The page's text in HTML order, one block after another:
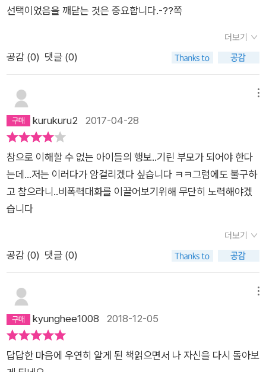
선택이었음을 깨닫는 것은 중요합니다.-??쪽
더보기
공감 (0) 댓글 (0)
kurukuru2 2017-04-28
참으로 이해할 수 없는 아이들의 행보..기린 부모가 되어야 한다
는데...저는 이러다가 암걸리겠다 싶습니다 ㅋㅋ그럼에도 불구하
고 참으라니..비폭력대화를 이끌어보기위해 무단히 노력해야겠
습니다
더보기
공감 (0) 댓글 (0)
kyunghee1008 2018-12-05
답답한 마음에 우연히 알게 된 책읽으면서 나 자신을 다시 돌아보